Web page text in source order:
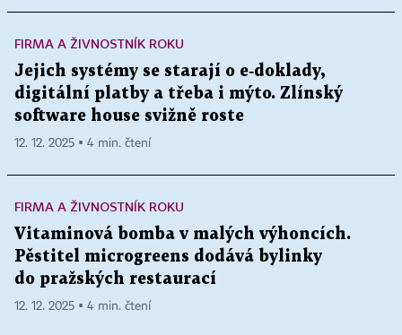
FIRMA A ŽIVNOSTNÍK ROKU
Jejich systémy se starají o e‑doklady,
digitální platby a třeba i mýto. Zlínský
software house svižně roste
12. 12. 2025 ▪ 4 min. čtení
FIRMA A ŽIVNOSTNÍK ROKU
Vitaminová bomba v malých výhoncích.
Pěstitel microgreens dodává bylinky
do pražských restaurací
12. 12. 2025 ▪ 4 min. čtení